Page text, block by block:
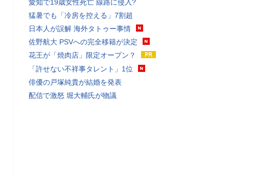
愛知で19歳女性死亡 線路に侵入?
猛暑でも「冷房を控える」7割超
日本人が誤解 海外タトゥー事情
佐野航大 PSVへの完全移籍が決定
花王が「焼肉店」限定オープン？
「許せない不祥事タレント」1位
俳優の戸塚純貴が結婚を発表
配信で激怒 堀大輔氏が物議